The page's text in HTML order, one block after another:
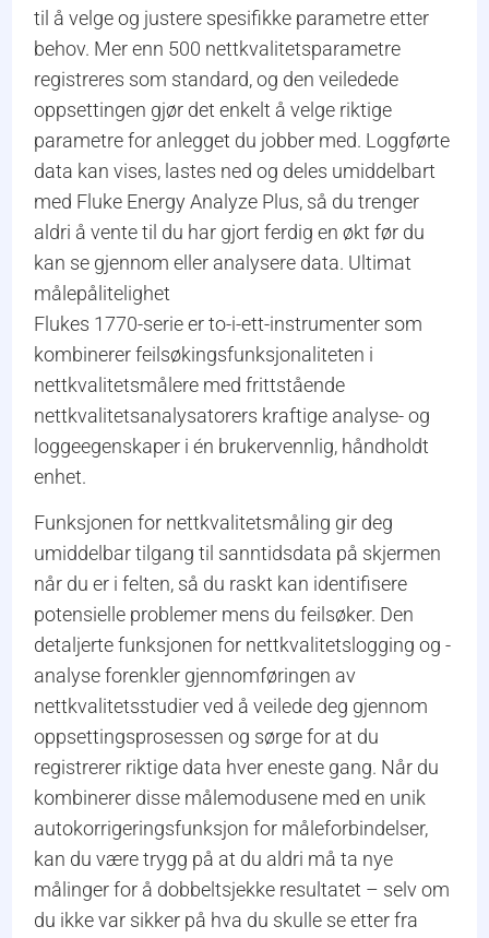
til å velge og justere spesifikke parametre etter
behov. Mer enn 500 nettkvalitetsparametre
registreres som standard, og den veiledede
oppsettingen gjør det enkelt å velge riktige
parametre for anlegget du jobber med. Loggførte
data kan vises, lastes ned og deles umiddelbart
med Fluke Energy Analyze Plus, så du trenger
aldri å vente til du har gjort ferdig en økt før du
kan se gjennom eller analysere data. Ultimat
målepålitelighet
Flukes 1770-serie er to-i-ett-instrumenter som
kombinerer feilsøkingsfunksjonaliteten i
nettkvalitetsmålere med frittstående
nettkvalitetsanalysatorers kraftige analyse- og
loggeegenskaper i én brukervennlig, håndholdt
enhet.
Funksjonen for nettkvalitetsmåling gir deg
umiddelbar tilgang til sanntidsdata på skjermen
når du er i felten, så du raskt kan identifisere
potensielle problemer mens du feilsøker. Den
detaljerte funksjonen for nettkvalitetslogging og -
analyse forenkler gjennomføringen av
nettkvalitetsstudier ved å veilede deg gjennom
oppsettingsprosessen og sørge for at du
registrerer riktige data hver eneste gang. Når du
kombinerer disse målemodusene med en unik
autokorrigeringsfunksjon for måleforbindelser,
kan du være trygg på at du aldri må ta nye
målinger for å dobbeltsjekke resultatet – selv om
du ikke var sikker på hva du skulle se etter fra